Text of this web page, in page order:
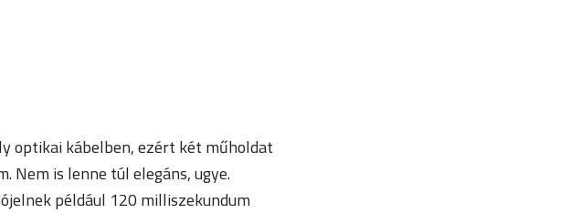
optikai kábelben, ezért két műholdat
Nem is lenne túl elegáns, ugye.
például 120 milliszekundum